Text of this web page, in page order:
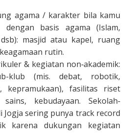
agama / karakter bila kamu
dengan basis agama (Islam,
masjid atau kapel, ruang
rutin.
& kegiatan non‐akademik:
klub (mis. debat, robotik,
kepramukaan), fasilitas riset
kebudayaan. Sekolah‐
Jogja sering punya track record
karena dukungan kegiatan